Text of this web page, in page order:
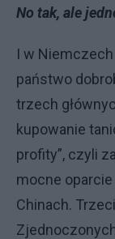
No tak, ale
I w
państwo
trzech
kupowanie
profity”, czyli
mocne
Chinach.